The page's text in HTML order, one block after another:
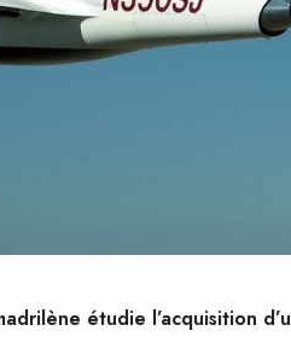
étudie l’acquisition